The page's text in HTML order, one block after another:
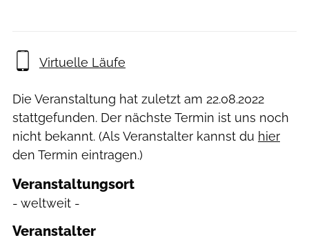
Virtuelle Läufe
Die Veranstaltung hat zuletzt am 22.08.2022
stattgefunden. Der nächste Termin ist uns noch
nicht bekannt. (Als Veranstalter kannst du hier
den Termin eintragen.)
Veranstaltungsort
- weltweit -
Veranstalter